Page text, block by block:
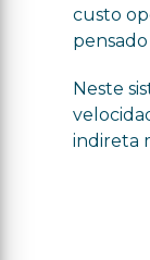
custo
Neste
indireta